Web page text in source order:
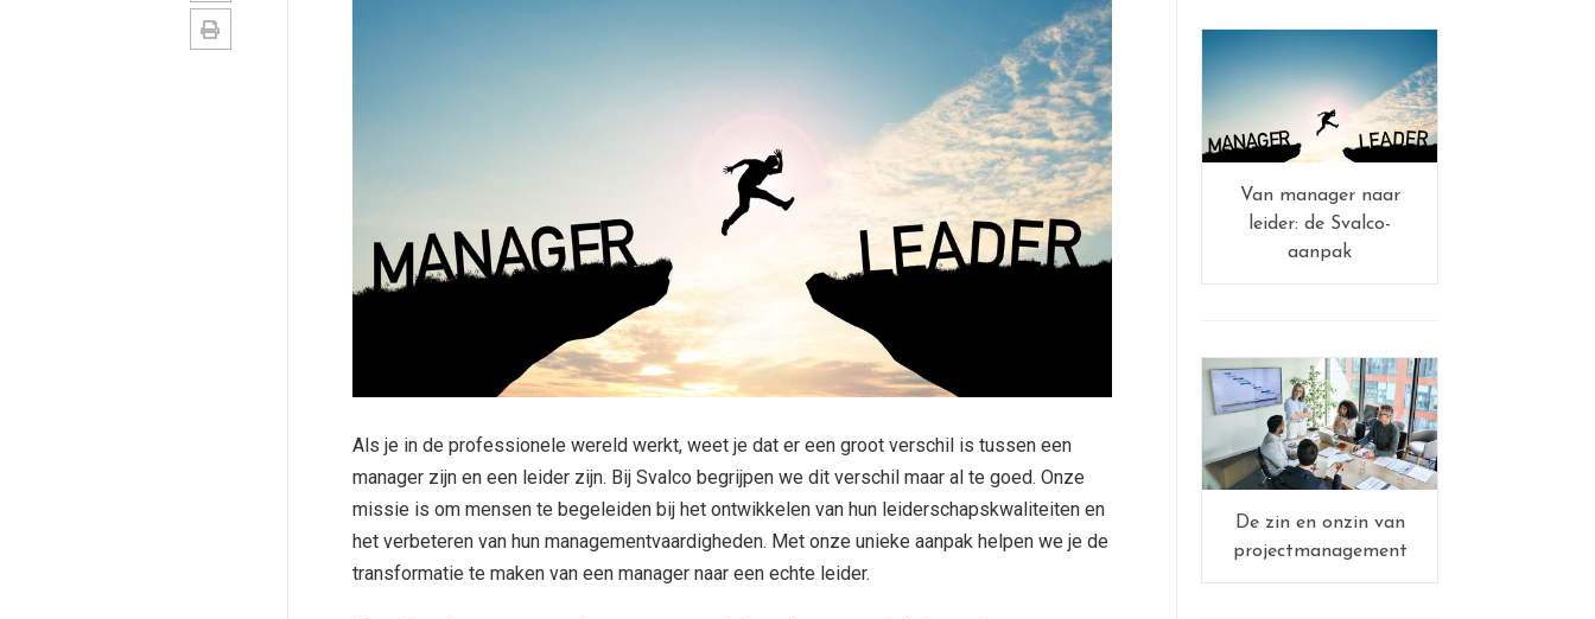
Als je in de professionele wereld werkt, weet je dat er een groot verschil is tussen een
manager zijn en een leider zijn. Bij Svalco begrijpen we dit verschil maar al te goed. Onze
missie is om mensen te begeleiden bij het ontwikkelen van hun leiderschapskwaliteiten en
het verbeteren van hun managementvaardigheden. Met onze unieke aanpak helpen we je de
transformatie te maken van een manager naar een echte leider.
Van manager naar
leider: de Svalco-
aanpak
De zin en onzin van
projectmanagement